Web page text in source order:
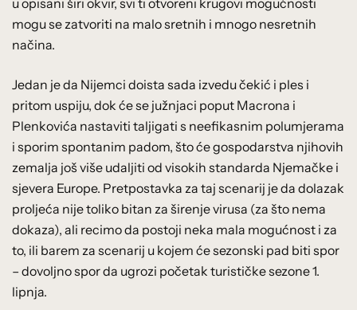
mogu se zatvoriti na malo sretnih i mnogo nesretnih
načina.
Jedan je da Nijemci doista sada izvedu čekić i ples i
pritom uspiju, dok će se južnjaci poput Macrona i
Plenkovića nastaviti taljigati s neefikasnim polumjerama
i sporim spontanim padom, što će gospodarstva njihovih
zemalja još više udaljiti od visokih standarda Njemačke i
sjevera Europe. Pretpostavka za taj scenarij je da dolazak
proljeća nije toliko bitan za širenje virusa (za što nema
dokaza), ali recimo da postoji neka mala mogućnost i za
to, ili barem za scenarij u kojem će sezonski pad biti spor
– dovoljno spor da ugrozi početak turističke sezone 1.
lipnja.